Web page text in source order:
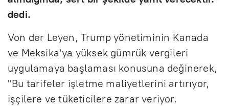
dedi.
Von der Leyen, Trump yönetiminin Kanada
ve Meksika'ya yüksek gümrük vergileri
uygulamaya başlaması konusuna değinerek,
"Bu tarifeler işletme maliyetlerini artırıyor,
işçilere ve tüketicilere zarar veriyor.